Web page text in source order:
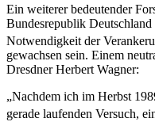
Ein weiterer bedeutender
Bundesrepublik Deutschland
Notwendigkeit der
gewachsen sein. Einem
Dresdner Herbert Wagner:
„Nachdem ich im Herbst
gerade laufenden Versuch,